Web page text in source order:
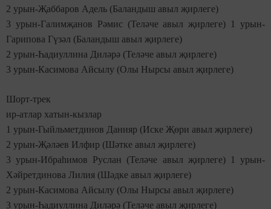
2 урын-Җаббаров Адель (Баландыш авыл җирлеге)
3 урын-Галимҗанов Рәмис (Теләче авыл җирлеге) 1 урын-
Гарипова Гүзәл (Баландыш авыл җирлеге)
2 урын-Һадиуллина Диләрә (Теләче авыл җирлеге)
3 урын-Касимова Айсылу (Олы Нырсы авыл җирлеге)
Шорт-трек
ир-атлар хатын-кызлар
1 урын-Гыйльметдинов Данияр (Иске Җөри авыл җирлеге)
2 урын-Җәләев Илфир (Шәтке авыл җирлеге)
3 урын-Ибраһимов Руслан (Теләче авыл җирлеге) 1 урын-
Хәйретдинова Лилия (Шәдке авыл җирлеге)
2 урын-Касимова Айсылу (Олы Нырсы авыл җирлеге)
3 урын-Һадиуллина Диләрә (Теләче авыл җирлеге)